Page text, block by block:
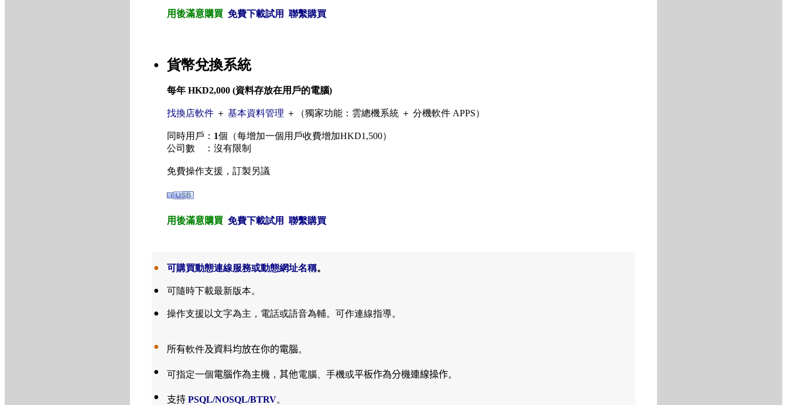
用後滿意購買 免費下載試用 聯繫購買
● 貨幣兌換系統
每年 HKD2,000 (資料存放在用戶的電腦)
找換店軟件 ＋ 基本資料管理 ＋（獨家功能：雲總機系統 ＋ 分機軟件 APPS）
同時用戶： 1個（每增加一個用戶收費增加HKD1,500）
公司數 ：沒有限制
免費操作支援，訂製另議
用後滿意購買 免費下載試用 聯繫購買
● 可購買動態連線服務或動態網址名稱。
● 可隨時下載最新版本。
● 操作支援以文字為主，電話或語音為輔。可作連線指導。
● 所有軟件及資料均放在你的電腦。
● 可指定一個電腦作為主機 ， 其他電腦、手機或平板作為分機連線操作。
● 支持 PSQL/NOSQL/BTRV。